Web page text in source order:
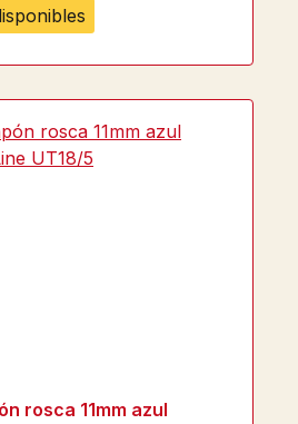
rosca 11mm azul